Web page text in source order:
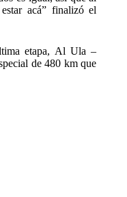
acá” finalizó el
etapa, Al Ula –
de 480 km que